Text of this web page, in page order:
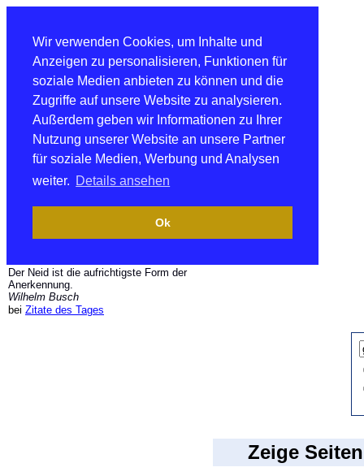
Wir verwenden Cookies, um Inhalte und
Anzeigen zu personalisieren, Funktionen für
soziale Medien anbieten zu können und die
Zugriffe auf unsere Website zu analysieren.
Außerdem geben wir Informationen zu Ihrer
Nutzung unserer Website an unsere Partner
für soziale Medien, Werbung und Analysen
weiter. Details ansehen
Ok
Der Neid ist die aufrichtigste Form der
Anerkennung.
Wilhelm Busch
bei Zitate des Tages
Zeige